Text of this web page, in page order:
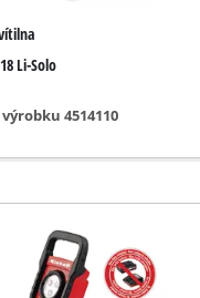
/ podlahy
Ruční
Li-Solo
4514110